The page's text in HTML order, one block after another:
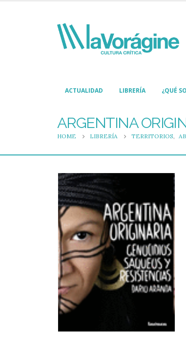
ACTUALIDAD LIBRERÍA ¿QUÉ
ARGENTINA
HOME LIBRERÍA TERRITORIOS,